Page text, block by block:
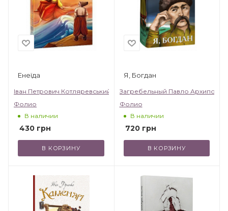
Енеїда
Іван Петрович Котляревський
Фолио
В наличии
430 грн
В КОРЗИНУ
Я, Богдан
Загребельный Павло Архипович
Фолио
В наличии
720грн
В КОРЗИНУ